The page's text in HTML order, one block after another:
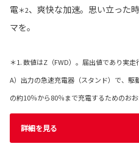
電＊2、爽快な加速。思い立った
マを。
＊1. 数値はZ（FWD）。届出値であり実
A）出力の急速充電器（スタンド）で、
の約10％から80％まで充電するためのおお
詳細を見る